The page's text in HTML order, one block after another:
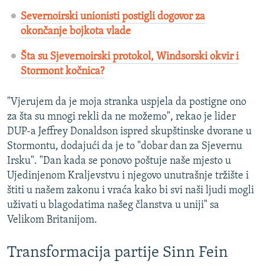
Severnoirski unionisti postigli dogovor za
okončanje bojkota vlade
Šta su Sjevernoirski protokol, Windsorski okvir i
Stormont kočnica?
"Vjerujem da je moja stranka uspjela da postigne ono
za šta su mnogi rekli da ne možemo", rekao je lider
DUP-a Jeffrey Donaldson ispred skupštinske dvorane u
Stormontu, dodajući da je to "dobar dan za Sjevernu
Irsku". "Dan kada se ponovo poštuje naše mjesto u
Ujedinjenom Kraljevstvu i njegovo unutrašnje tržište i
štiti u našem zakonu i vraća kako bi svi naši ljudi mogli
uživati u blagodatima našeg članstva u uniji" sa
Velikom Britanijom.
Transformacija partije Sinn Fein